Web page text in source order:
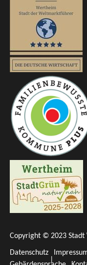
Copyright © 2023
Datenschutz